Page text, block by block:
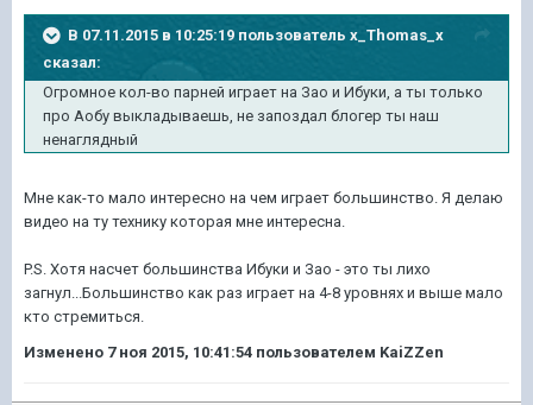
В 07.11.2015 в 10:25:19 пользователь x_Thomas_x
сказал:
Огромное кол-во парней играет на Зао и Ибуки, а ты только
про Аобу выкладываешь, не запоздал блогер ты наш
ненаглядный
Мне как-то мало интересно на чем играет большинство. Я делаю
видео на ту технику которая мне интересна.
P.S. Хотя насчет большинства Ибуки и Зао - это ты лихо
загнул...Большинство как раз играет на 4-8 уровнях и выше мало
кто стремиться.
Изменено 7 ноя 2015, 10:41:54 пользователем KaiZZen